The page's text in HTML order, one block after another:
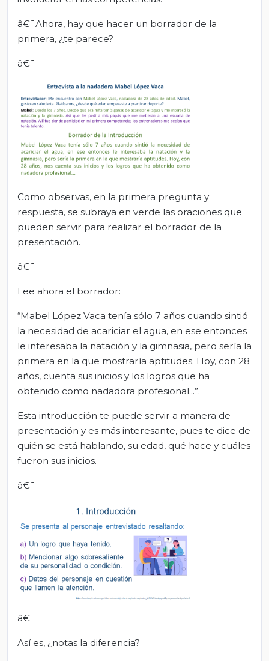
â€¯Ahora, hay que hacer un borrador de la
primera, ¿te parece?
â€¯
Como observas, en la primera pregunta y
respuesta, se subraya en verde las oraciones que
pueden servir para realizar el borrador de la
presentación.
â€¯
Lee ahora el borrador:
“Mabel López Vaca tenía sólo 7 años cuando sintió
la necesidad de acariciar el agua, en ese entonces
le interesaba la natación y la gimnasia, pero sería la
primera en la que mostraría aptitudes. Hoy, con 28
años, cuenta sus inicios y los logros que ha
obtenido como nadadora profesional...”.
Esta introducción te puede servir a manera de
presentación y es más interesante, pues te dice de
quién se está hablando, su edad, qué hace y cuáles
fueron sus inicios.
â€¯
â€¯
Así es, ¿notas la diferencia?